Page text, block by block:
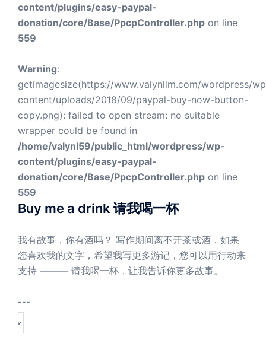
content/plugins/easy-paypal-
donation/core/Base/PpcpController.php on line
559
Warning:
getimagesize(https://www.valynlim.com/wordpress/
content/uploads/2018/09/paypal-buy-now-button-
copy.png): failed to open stream: no suitable
wrapper could be found in
/home/valynl59/public_html/wordpress/wp-
content/plugins/easy-paypal-
donation/core/Base/PpcpController.php on line
559
Buy me a drink 请我喝一杯
我有故事，你有酒吗？ 写作期间离不开茶或酒，如果
您喜欢我的文字，希望我写更多游记，您可以用行动来
支持 ——— 请我喝一杯，让我告诉你更多故事。
---